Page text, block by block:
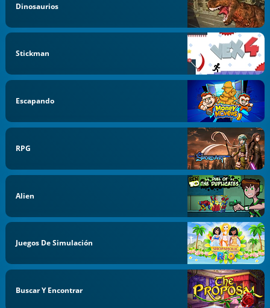
Dinosaurios
Stickman
Escapando
RPG
Alien
Juegos De Simulación
Buscar Y Encontrar